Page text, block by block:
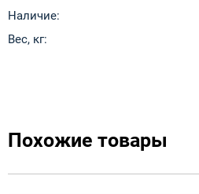
Наличие:
Вес, кг:
Похожие товары